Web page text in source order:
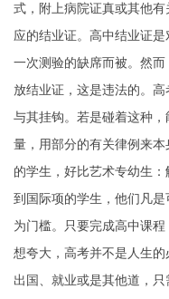
式 ，附上病院证真或其他
应的结业证。高中结业证
一次测验的缺席而被。然
放结业证，这是违法的。
与其挂钩。若是碰着这种
量，用部分的有关律例来
的学生，好比艺术专幼生
到国际项的学生，他们凡
为门槛。只要完成高中课
想夸大，高考并不是人生的
出国、就业或是其他道，